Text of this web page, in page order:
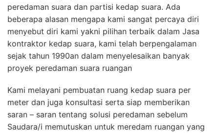
peredaman suara dan partisi kedap suara. Ada
beberapa alasan mengapa kami sangat percaya diri
menyebut diri kami yakni pilihan terbaik dalam Jasa
kontraktor kedap suara, kami telah berpengalaman
sejak tahun 1990an dalam menyelesaikan banyak
proyek peredaman suara ruangan
Kami melayani pembuatan ruang kedap suara per
meter dan juga konsultasi serta siap memberikan
saran – saran tentang solusi peredaman sebelum
Saudara/i memutuskan untuk meredam ruangan yang